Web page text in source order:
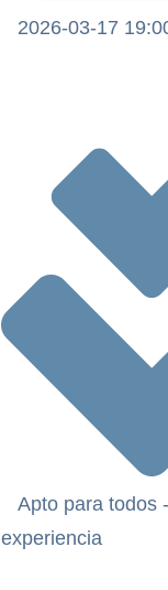
2026-03-17
Apto para todos
experiencia